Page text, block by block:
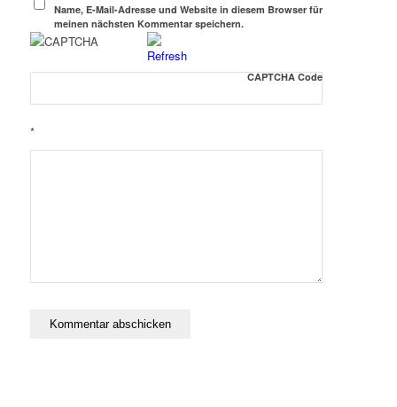
Name, E-Mail-Adresse und Website in diesem Browser für
meinen nächsten Kommentar speichern.
CAPTCHA Code
*